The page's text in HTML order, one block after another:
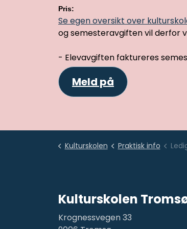
Pris:
Se egen oversikt over
og semesteravgiften vil
- Elevavgiften faktureres
Meld på
Kulturskolen Praktisk info
Kulturskolen
Krognessvegen 33